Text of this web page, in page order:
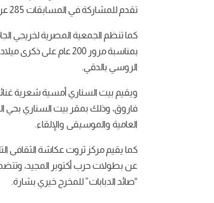
تقدم للمشاركة في المسابقات 285 عرضا، وتم إختيار 14 عرضًا مصريًا.
كما تنظم الجمعية المصرية لخريجي
بمناسبة مرور 200 عام
الروسي بالدقي.
ويقيم بيت السناري أمسية شعرية
فاروق، وذلك بمقر بيت السناري بحي
العامية والموسيقى والإلقاء.
كما يقيم مركز ثروت عكاشة الثقافى
عن بطولات حرب أكتوبر المجيد،
“صائد الدبابات” للمخرج خيري بشارة.